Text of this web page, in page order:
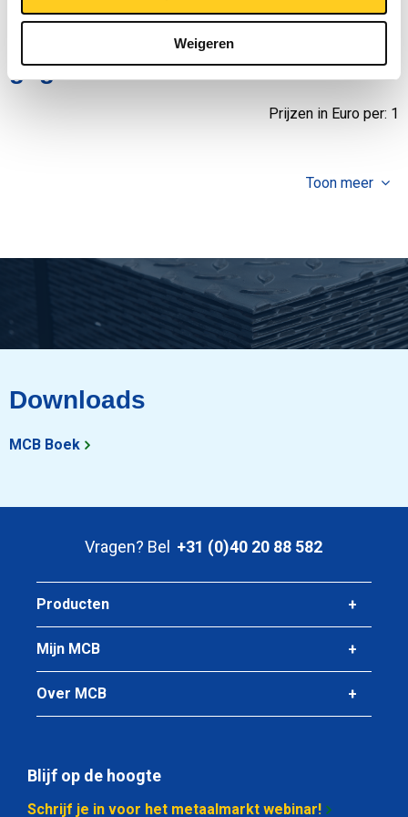
Weigeren
Bruto prijslijst: Rvs 1.4462
(Duplex) gelaste ronde buis
gegloeid
Prijzen in Euro per: 1
Toon meer
Downloads
MCB Boek
Vragen? Bel +31 (0)40 20 88 582
Producten
Mijn MCB
Over MCB
Blijf op de hoogte
Schrijf je in voor het metaalmarkt webinar!